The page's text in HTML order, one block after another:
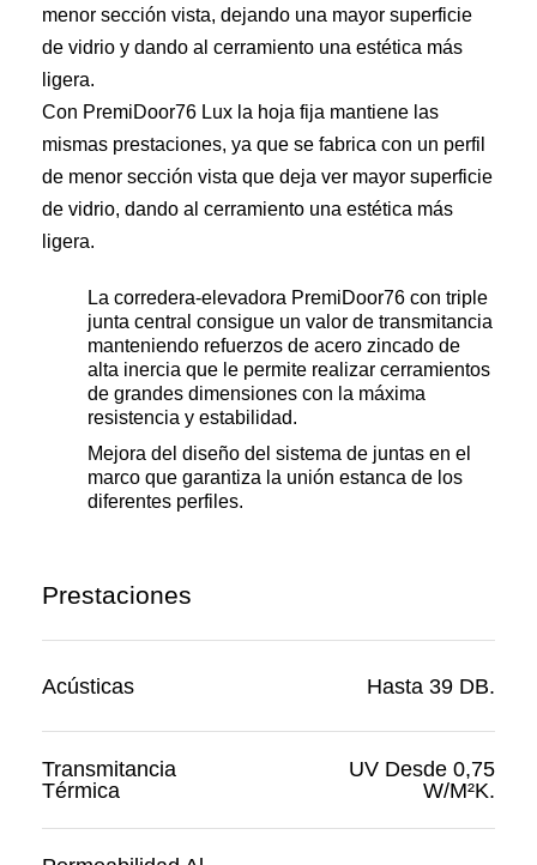
menor sección vista, dejando una mayor superficie
de vidrio y dando al cerramiento una estética más
ligera.
Con PremiDoor76 Lux la hoja fija mantiene las
mismas prestaciones, ya que se fabrica con un perfil
de menor sección vista que deja ver mayor superficie
de vidrio, dando al cerramiento una estética más
ligera.
La corredera-elevadora PremiDoor76 con triple
junta central consigue un valor de transmitancia
manteniendo refuerzos de acero zincado de
alta inercia que le permite realizar cerramientos
de grandes dimensiones con la máxima
resistencia y estabilidad.
Mejora del diseño del sistema de juntas en el
marco que garantiza la unión estanca de los
diferentes perfiles.
Prestaciones
Acústicas Hasta 39 DB.
Transmitancia
Térmica
UV Desde 0,75
W/m²K.